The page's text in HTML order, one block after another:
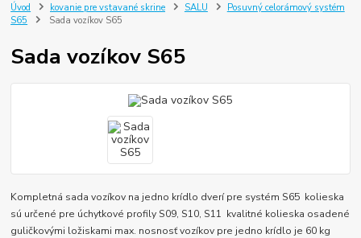
Úvod kovanie pre vstavané skrine SALU
Posuvný celorámový systém
S65
Sada vozíkov S65
Sada vozíkov S65
Kompletná sada vozíkov na jedno krídlo dverí pre systém S65 kolieska
sú určené pre úchytkové profily S09, S10, S11 kvalitné kolieska osadené
guličkovými ložiskami max. nosnosť vozíkov pre jedno krídlo je 60 kg